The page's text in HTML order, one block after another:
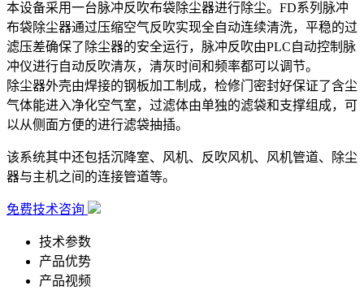
本设备采用一台脉冲反吹布袋除尘器进行除尘。FD系列脉冲
布袋除尘器通过压缩空气反吹实现全自动连续清洗，平稳的过
滤压差确保了除尘器的安全运行，脉冲反吹由PLC自动控制脉
冲仪进行自动反吹清灰，清灰时间和频率都可以调节。
除尘器外壳由焊接的钢板加工制成，检修门密封好保证了含尘
气体能进入净化空气室，过滤体由单独的滤袋和支撑组成，可
以从侧面方便的进行滤袋抽插。
该系统其中还包括沉降室、风机、反吹风机、风机管道、除尘
器与主机之间的连接管道等。
免费技术咨询
技术参数
产品优势
产品视频